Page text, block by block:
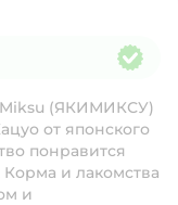
Miksu (ЯКИМИКСУ)
от японского
понравится
и лакомства
и